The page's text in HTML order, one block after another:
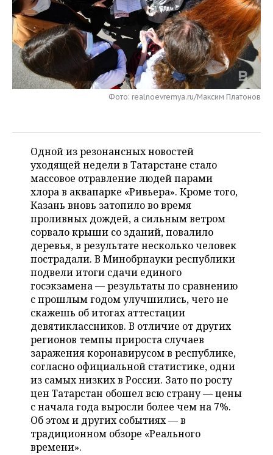
НЕФТЕХИМИЯ
НЕФТЬ
ОПК
ЭНЕРГЕТИКА
РОЗНИЧНАЯ ТОРГОВЛЯ
ТРАНСПОРТ
УСЛУГИ
НОВОСТИ ТЕХНОЛОГИЙ
IT
МЕДИА
МЕРОПРИЯТИЯ
НОВОСТИ МЕРОПРИЯТИЙ
ВЫЕЗДНАЯ РЕДАКЦИЯ
ONLINE-КОНФЕРЕНЦИИ
ОТКРЫТАЯ ЛЕКЦИЯ
СПОРТ
НОВОСТИ СПОРТА
ХОККЕЙ
БАСКЕТБОЛ
ВОЛЕЙБОЛ
КИБЕРСПОРТ
ФИГУРНОЕ КАТАНИЕ
ВОДНЫЕ ВИДЫ СПОРТА
ХОККЕЙ С МЯЧОМ
ОБЩЕСТВО
ВЛАСТЬ
ИНФРАСТРУКТУРА
ИСТОРИЯ
КУЛЬТУРА
МЕДИЦИНА
ОБРАЗОВАНИЕ
ПРОИСШЕСТВИЯ
СЮЖЕТЫ
СПРАВОЧНИК
СПИСОК ПЕРСОН
СПИСОК КОМПАНИЙ
ПОЛНАЯ ВЕРСИЯ
Фото: realnoevremya.ru/Максим Платонов
Одной из резонансных новостей
уходящей недели в Татарстане стало
массовое отравление людей парами
хлора в аквапарке «Ривьера». Кроме того,
Казань вновь затопило во время
проливных дождей, а сильным ветром
сорвало крыши со зданий, повалило
деревья, в результате несколько человек
пострадали. В Минобрнауки республики
подвели итоги сдачи единого
госэкзамена — результаты по сравнению
с прошлым годом улучшились, чего не
скажешь об итогах аттестации
девятиклассников. В отличие от других
регионов темпы прироста случаев
заражения коронавирусом в республике,
согласно официальной статистике, одни
из самых низких в России. Зато по росту
цен Татарстан обошел всю страну — цены
с начала года выросли более чем на 7%.
Об этом и других событиях — в
традиционном обзоре «Реального
времени».